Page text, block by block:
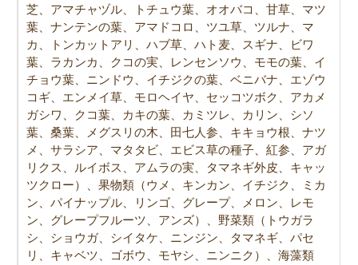
芝、アマチャヅル、トチュウ葉、オオバコ、甘草、マツ
葉、ナンテンの葉、アマドコロ、ツユ草、ツルナ、マ
カ、トンカットアリ、ハブ草、ハト麦、スギナ、ビワ
葉、ラカンカ、クコの実、レンセンソウ、モモの葉、イ
チョウ葉、ニンドウ、イチジクの葉、ベニバナ、エゾウ
コギ、エンメイ草、モロヘイヤ、セッコツボク、アカメ
ガシワ、クコ葉、カキの葉、カミツレ、カリン、シソ
葉、桑葉、メグスリの木、田七人参、キキョウ根、ナツ
メ、サラシア、マタタビ、エビス草の種子、紅参、アガ
リクス、ルイボス、アムラの実、タマネギ外皮、キャッ
ツクロー）、果物類（ウメ、キンカン、イチジク、ミカ
ン、パイナップル、リンゴ、グレープ、メロン、レモ
ン、グレープフルーツ、アンズ）、野菜類（トウガラ
シ、ショウガ、シイタケ、ニンジン、タマネギ、パセ
リ、キャベツ、ゴボウ、モヤシ、ニンニク）、海藻類